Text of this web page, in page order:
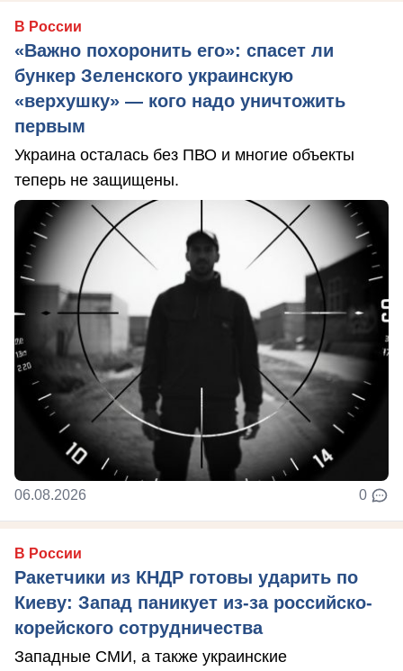
В России
«Важно похоронить его»: спасет ли
бункер Зеленского украинскую
«верхушку» — кого надо уничтожить
первым
Украина осталась без ПВО и многие объекты
теперь не защищены.
06.08.2026 0
В России
Ракетчики из КНДР готовы ударить по
Киеву: Запад паникует из-за российско-
корейского сотрудничества
Западные СМИ, а также украинские